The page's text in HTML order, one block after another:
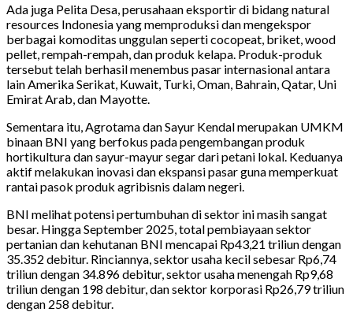
Ada juga Pelita Desa, perusahaan eksportir di bidang natural
resources Indonesia yang memproduksi dan mengekspor
berbagai komoditas unggulan seperti cocopeat, briket, wood
pellet, rempah-rempah, dan produk kelapa. Produk-produk
tersebut telah berhasil menembus pasar internasional antara
lain Amerika Serikat, Kuwait, Turki, Oman, Bahrain, Qatar, Uni
Emirat Arab, dan Mayotte.
Sementara itu, Agrotama dan Sayur Kendal merupakan UMKM
binaan BNI yang berfokus pada pengembangan produk
hortikultura dan sayur-mayur segar dari petani lokal. Keduanya
aktif melakukan inovasi dan ekspansi pasar guna memperkuat
rantai pasok produk agribisnis dalam negeri.
BNI melihat potensi pertumbuhan di sektor ini masih sangat
besar. Hingga September 2025, total pembiayaan sektor
pertanian dan kehutanan BNI mencapai Rp43,21 triliun dengan
35.352 debitur. Rinciannya, sektor usaha kecil sebesar Rp6,74
triliun dengan 34.896 debitur, sektor usaha menengah Rp9,68
triliun dengan 198 debitur, dan sektor korporasi Rp26,79 triliun
dengan 258 debitur.